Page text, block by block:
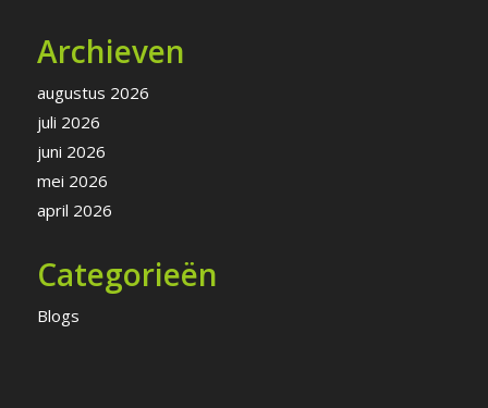
Archieven
augustus 2026
juli 2026
juni 2026
mei 2026
april 2026
Categorieën
Blogs